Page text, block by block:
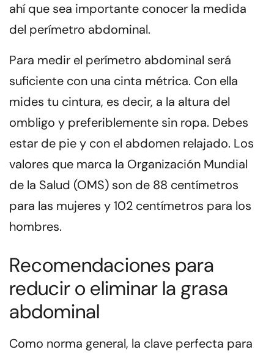
ahí que sea importante conocer la medida
del perímetro abdominal.
Para medir el perímetro abdominal será
suficiente con una cinta métrica. Con ella
mides tu cintura, es decir, a la altura del
ombligo y preferiblemente sin ropa. Debes
estar de pie y con el abdomen relajado. Los
valores que marca la Organización Mundial
de la Salud (OMS) son de 88 centímetros
para las mujeres y 102 centímetros para los
hombres.
Recomendaciones para
reducir o eliminar la grasa
abdominal
Como norma general, la clave perfecta para